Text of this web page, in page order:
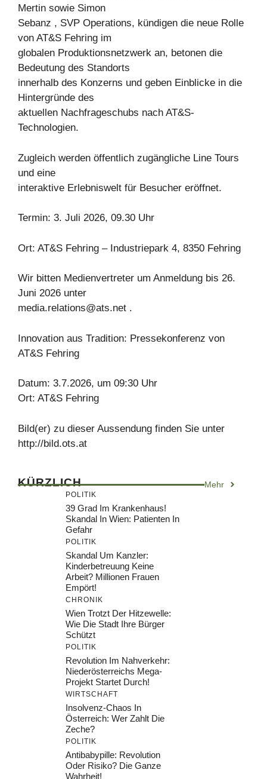
Mertin sowie Simon
Sebanz , SVP Operations, kündigen die neue Rolle
von AT&S Fehring im
globalen Produktionsnetzwerk an, betonen die
Bedeutung des Standorts
innerhalb des Konzerns und geben Einblicke in die
Hintergründe des
aktuellen Nachfrageschubs nach AT&S-
Technologien.
Zugleich werden öffentlich zugängliche Line Tours
und eine
interaktive Erlebniswelt für Besucher eröffnet.
Termin: 3. Juli 2026, 09.30 Uhr
Ort: AT&S Fehring – Industriepark 4, 8350 Fehring
Wir bitten Medienvertreter um Anmeldung bis 26.
Juni 2026 unter
media.relations@ats.net .
Innovation aus Tradition: Pressekonferenz von
AT&S Fehring
Datum: 3.7.2026, um 09:30 Uhr
Ort: AT&S Fehring
Bild(er) zu dieser Aussendung finden Sie unter
http://bild.ots.at
KÜRZLICH Mehr
POLITIK
39 Grad Im Krankenhaus!
Skandal In Wien: Patienten In
Gefahr
POLITIK
Skandal Um Kanzler:
Kinderbetreuung Keine
Arbeit? Millionen Frauen
Empört!
CHRONIK
Wien Trotzt Der Hitzewelle:
Wie Die Stadt Ihre Bürger
Schützt
POLITIK
Revolution Im Nahverkehr:
Niederösterreichs Mega-
Projekt Startet Durch!
WIRTSCHAFT
Insolvenz-Chaos In
Österreich: Wer Zahlt Die
Zeche?
POLITIK
Antibabypille: Revolution
Oder Risiko? Die Ganze
Wahrheit!